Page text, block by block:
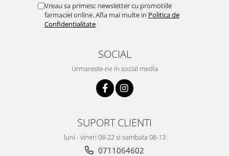
Vreau sa primesc newsletter cu promotiile
farmaciei online. Afla mai multe in Politica de
Confidentialitate
SOCIAL
Urmareste-ne in social media
SUPORT CLIENTI
luni - vineri 08-22 si sambata 08-13
0711064602